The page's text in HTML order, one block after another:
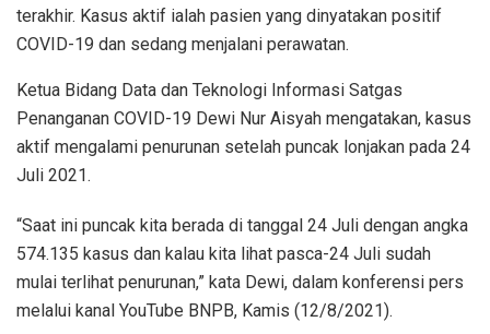
terakhir. Kasus aktif ialah pasien yang dinyatakan positif
COVID-19 dan sedang menjalani perawatan.
Ketua Bidang Data dan Teknologi Informasi Satgas
Penanganan COVID-19 Dewi Nur Aisyah mengatakan, kasus
aktif mengalami penurunan setelah puncak lonjakan pada 24
Juli 2021.
“Saat ini puncak kita berada di tanggal 24 Juli dengan angka
574.135 kasus dan kalau kita lihat pasca-24 Juli sudah
mulai terlihat penurunan,” kata Dewi, dalam konferensi pers
melalui kanal YouTube BNPB, Kamis (12/8/2021).